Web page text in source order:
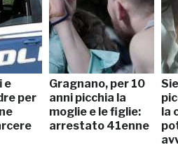
e
per
Gragnano, per 10
anni picchia la
moglie e le figlie:
arrestato 41enne
la